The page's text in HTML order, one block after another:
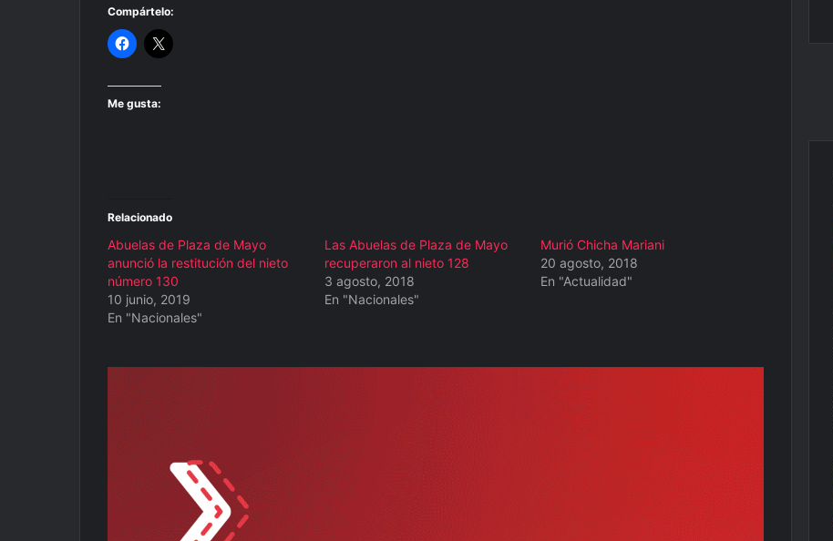
Compártelo:
Me gusta:
Relacionado
Abuelas de Plaza de Mayo
anunció la restitución del nieto
número 130
10 junio, 2019
En "Nacionales"
Las Abuelas de Plaza de Mayo
recuperaron al nieto 128
3 agosto, 2018
En "Nacionales"
Murió Chicha Mariani
20 agosto, 2018
En "Actualidad"